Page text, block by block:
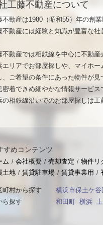
工藤不動産について
不動産は1980（昭和55）年の創
不動産には経験と知識が豊富な
不動産では相鉄線を中心に不動
エリアでお部屋探しや、マイホー
、ご希望の条件にあった物件が
密着できめ細やかな情報サービ
の相鉄線沿いでのお部屋探しは工
すめコンテンツ
ム 会社概要 売却査定 物件リ
土地
賃貸駐車場 賃貸事業用
町村から探す 横浜市保土ケ谷
ら探す
和田町 横浜